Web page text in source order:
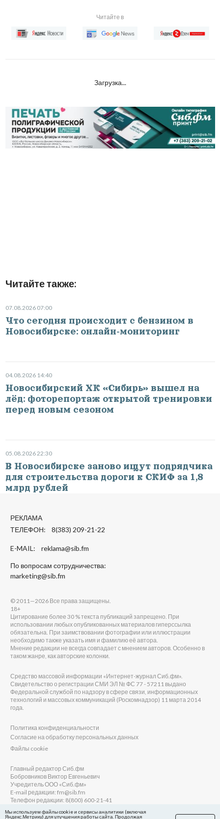
Читайте в
Загрузка...
Читайте также:
07.08.2026 07:00
Что сегодня происходит с бензином в
Новосибирске: онлайн-мониторинг
04.08.2026 14:40
Новосибирский ХК «Сибирь» вышел на
лёд: фоторепортаж открытой тренировки
перед новым сезоном
05.08.2026 22:30
В Новосибирске заново ищут подрядчика
для строительства дороги к СКИФ за 1,8
млрд рублей
РЕКЛАМА
ТЕЛЕФОН: 8(383) 209-21-22
E-MAIL: reklama@sib.fm
По вопросам сотрудничества:
marketing@sib.fm
© 2011—2026 Все права защищены.
18+
Цитирование более 30 % текста публикаций запрещено. При
использовании любых опубликованных материалов гиперссылка
обязательна. При заимствовании фотографии или иллюстрации
необходимо также указать имя и фамилию её автора.
Мнение редакции не всегда совпадает с мнением авторов. Особенно в
таком жанре, как авторские колонки.
Средство массовой информации «Интернет-журнал Сиб.фм».
Свидетельство о регистрации СМИ ЭЛ № ФС 77 - 57211 выдано
Федеральной службой по надзору в сфере связи, информационных
технологий и массовых коммуникаций (Роскомнадзор) 11 марта 2014
года.
Политика конфиденциальности
Согласие на обработку персональных данных
Файлы cookie
Главный редактор Сиб.фм
Бобровников Виктор Евгеньевич
Учредитель ООО «Сиб.фм»
E-mail редакции: fm@sib.fm
Телефон редакции: 8(800) 600-21-41
Мы используем файлы cookie и сервисы аналитики (включая
Яндекс.Метрику) для улучшения работы сайта. Продолжая